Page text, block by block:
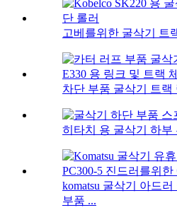
고베를위한 굴삭기 트
차단 부품 굴삭기 트랙
히타치 용 굴삭기 하부
komatsu 굴삭기 아드
부품 ...